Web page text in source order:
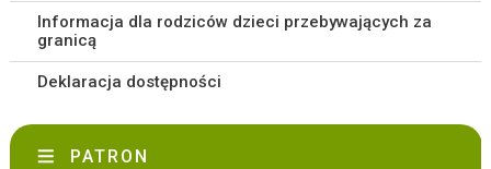
Informacja dla rodziców dzieci przebywających za
granicą
Deklaracja dostępności
PATRON